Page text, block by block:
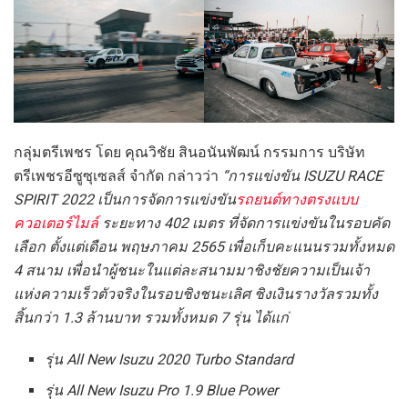
กลุ่มตรีเพชร โดย คุณวิชัย สินอนันพัฒน์ กรรมการ บริษัท
ตรีเพชรอีซูซุเซลส์ จำกัด กล่าวว่า “การแข่งขัน ISUZU RACE
SPIRIT 2022 เป็นการจัดการแข่งขันรถยนต์ทางตรงแบบ
ควอเตอร์ไมล์ ระยะทาง 402 เมตร ที่จัดการแข่งขันในรอบคัด
เลือก ตั้งแต่เดือน พฤษภาคม 2565 เพื่อเก็บคะแนนรวมทั้งหมด
4 สนาม เพื่อนำผู้ชนะในแต่ละสนามมาชิงชัยความเป็นเจ้า
แห่งความเร็วตัวจริงในรอบชิงชนะเลิศ ชิงเงินรางวัลรวมทั้ง
สิ้นกว่า 1.3 ล้านบาท รวมทั้งหมด 7 รุ่น ได้แก่
รุ่นAll New Isuzu 2020 Turbo Standard
รุ่นAll New Isuzu Pro 1.9 Blue Power